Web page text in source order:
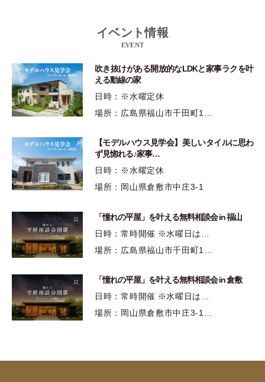
イベント情報
EVENT
吹き抜けがある開放的なLDKと家事ラクを叶
える動線の家
日時：※水曜定休
場所：広島県福山市千田町1…
【モデルハウス見学会】美しいタイルに思わ
ず見惚れる♪家事…
日時：※水曜定休
場所：岡山県倉敷市中庄3-1
「憧れの平屋」を叶える無料相談会 in 福山
日時：常時開催 ※水曜日は…
場所：広島県福山市千田町1…
「憧れの平屋」を叶える無料相談会 in 倉敷
日時：常時開催 ※水曜日は…
場所：岡山県倉敷市中庄3-1…